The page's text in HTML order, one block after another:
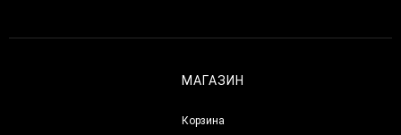
МАГАЗИН
Корзина